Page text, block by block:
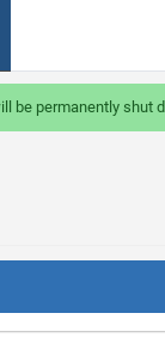
be permanently shut